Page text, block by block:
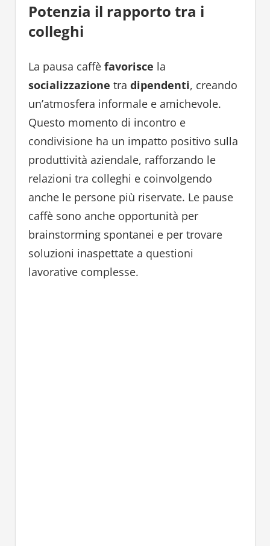
Potenzia il rapporto tra i
colleghi
La pausa caffèfavorisce la
socializzazione tra dipendenti, creando
un’atmosfera informale e amichevole.
Questo momento di incontro e
condivisione ha un impatto positivo sulla
produttività aziendale, rafforzando le
relazioni tra colleghi e coinvolgendo
anche le persone più riservate. Le pause
caffè sono anche opportunità per
brainstorming spontanei e per trovare
soluzioni inaspettate a questioni
lavorative complesse.